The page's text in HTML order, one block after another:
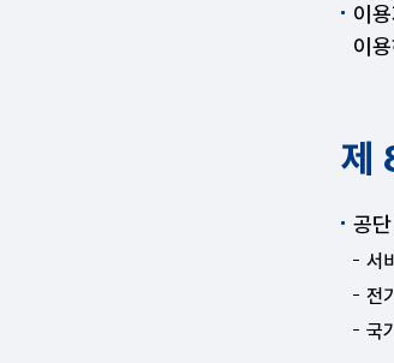
이
이
제
공
서
전
국